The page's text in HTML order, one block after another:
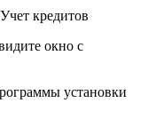
окно с